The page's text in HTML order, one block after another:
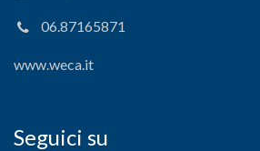
06.87165871
www.weca.it
Seguici su